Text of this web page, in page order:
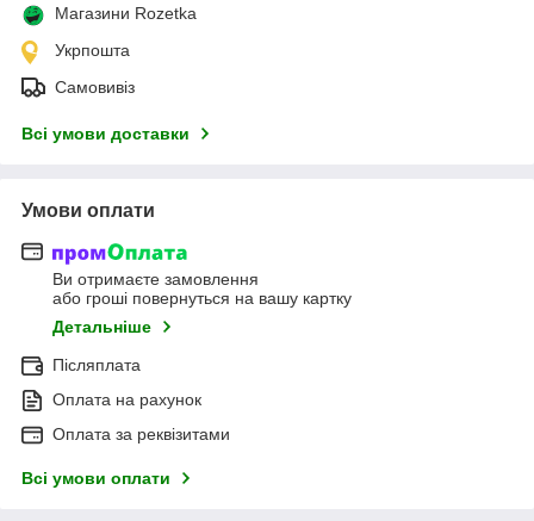
Магазини Rozetka
Укрпошта
Самовивіз
Всі умови доставки
Умови оплати
Ви отримаєте замовлення
або гроші повернуться на вашу картку
Детальніше
Післяплата
Оплата на рахунок
Оплата за реквізитами
Всі умови оплати